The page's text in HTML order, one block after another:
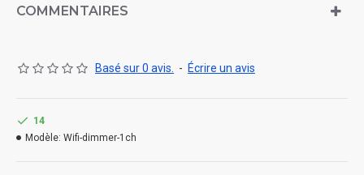
COMMENTAIRES
Basé sur 0 avis. - Écrire un avis
14
Modèle: Wifi-dimmer-1ch